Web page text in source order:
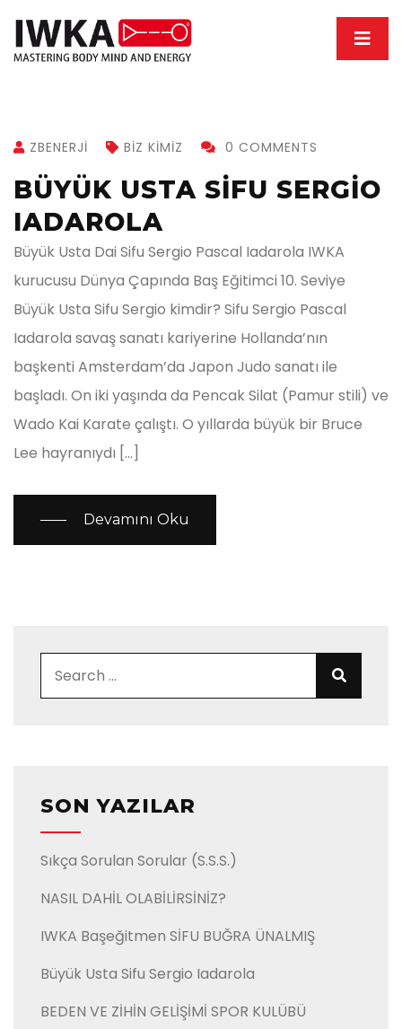
ZBENERJI BIZ KIMIZ 0 COMMENTS
BÜYÜK USTA SIFU SERGIO
IADAROLA
Büyük Usta Dai Sifu Sergio Pascal Iadarola IWKA
kurucusu Dünya Çapında Baş Eğitimci 10. Seviye
Büyük Usta Sifu Sergio kimdir? Sifu Sergio Pascal
Iadarola savaş sanatı kariyerine Hollanda’nın
başkenti Amsterdam’da Japon Judo sanatı ile
başladı. On iki yaşında da Pencak Silat (Pamur stili) ve
Wado Kai Karate çalıştı. O yıllarda büyük bir Bruce
Lee hayranıydı […]
Devamını Oku
Search for: Search
SON YAZILAR
Sıkça Sorulan Sorular (S.S.S.)
NASIL DAHİL OLABİLİRSİNİZ?
IWKA Başeğitmen SİFU BUĞRA ÜNALMIŞ
Büyük Usta Sifu Sergio Iadarola
BEDEN VE ZİHİN GELİŞİMİ SPOR KULÜBÜ